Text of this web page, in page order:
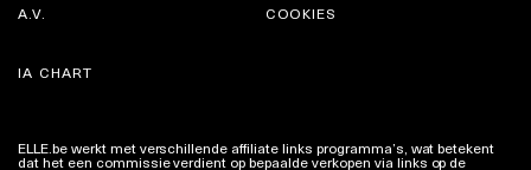
A.V.
IA CHART
COOKIES
ELLE.be werkt met verschillende affiliate links programma’s, wat betekent
dat het een commissie verdient op bepaalde verkopen via links op de